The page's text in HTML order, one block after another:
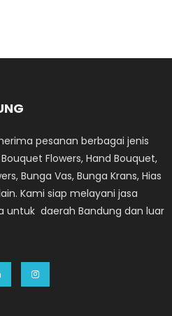
pesanan berbagai jenis
Flowers, Hand Bouquet,
Bunga Vas, Bunga Krans, Hias
Kami siap melayani jasa
untuk daerah Bandung dan luar